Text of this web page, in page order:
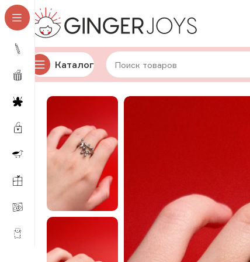
Каталог
Главная Украшения Кольца Стеклянные кольца